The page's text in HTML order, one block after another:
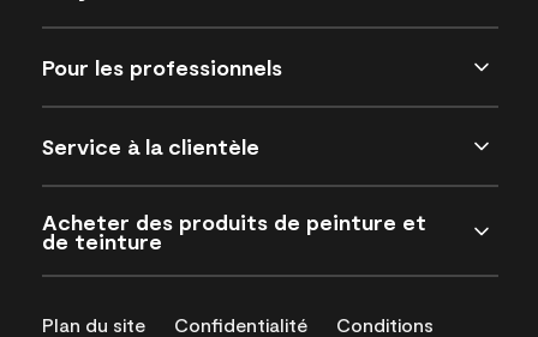
Pour les professionnels
Service à la clientèle
Acheter des produits de peinture et
de teinture
Plan du site Confidentialité
Conditions